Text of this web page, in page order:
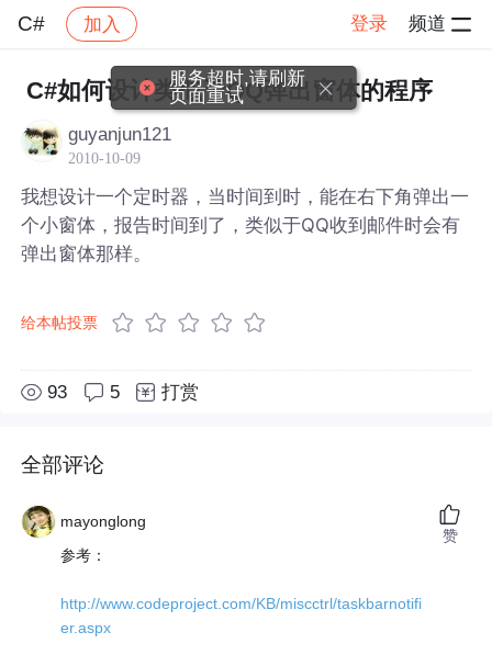
C# 加入 登录 频道
社区 C# 帖子详情
C#如何设计类似于QQ弹出窗体的程序
guyanjun121
2010-10-09
我想设计一个定时器，当时间到时，能在右下角弹出一
个小窗体，报告时间到了，类似于QQ收到邮件时会有
弹出窗体那样。
给本帖投票
93 5 打赏
全部评论
mayonglong
参考：
http://www.codeproject.com/KB/miscctrl/taskbarnotifi
er.aspx
赞
服务超时,请刷新
页面重试